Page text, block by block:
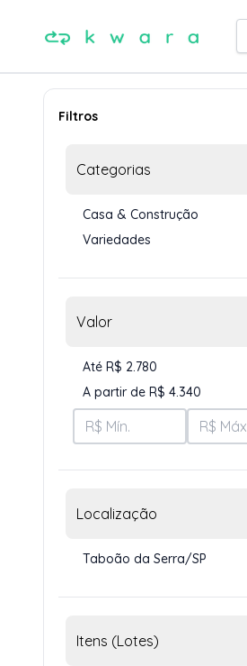
Filtros
Categorias
Casa & Construção
Variedades
Valor
Até R$ 2.780
A partir de R$ 4.340
Localização
Taboão da Serra/SP
Itens (Lotes)